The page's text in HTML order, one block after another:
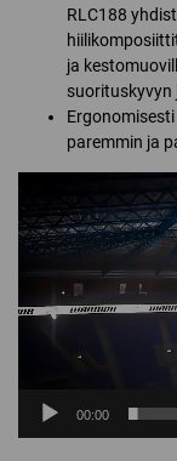
RLC188
ja
suorituskyvyn
paremmin ja
00:00